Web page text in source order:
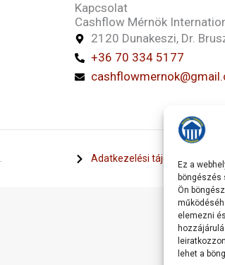
Ez a
böngészés
Ön
elemezni
lehet a
Kapcsolat
Cashflow Mérnök
2120 Dunakeszi, Dr.
+36 70 334 5177
Adatkezelési tájékoztató